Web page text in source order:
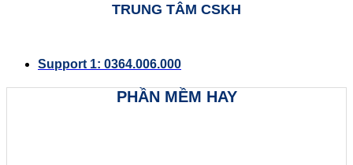
TRUNG TÂM CSKH
Support 1: 0364.006.000
PHẦN MỀM HAY